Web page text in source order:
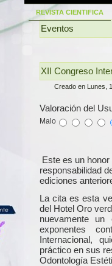
REVISTA CIENTIFICA
Eventos
XII Congreso
Creado en Lunes,
Valoración del
Malo
Este es un
responsabilidad
ediciones
La cita es esta
del Hotel Oro
nuevamente un
exponentes
Internacional,
práctico en sus
Odontología